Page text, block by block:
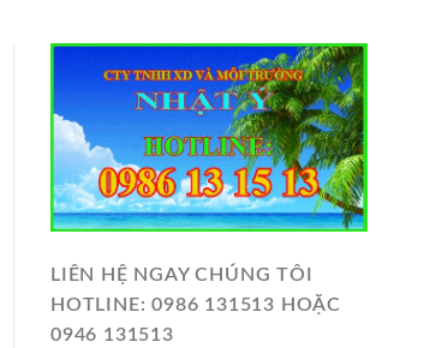
LIÊN HỆ NGAY CHÚNG TÔI
HOTLINE: 0986 131513 HOẶC
0946 131513